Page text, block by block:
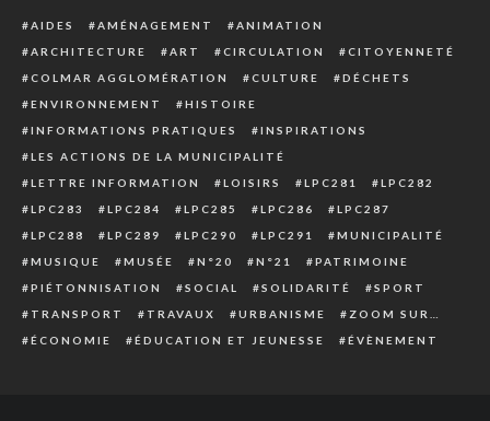
AIDES AMÉNAGEMENT
ANIMATION
ARCHITECTURE
ART CIRCULATION
CITOYENNETÉ
COLMAR AGGLOMÉRATION
CULTURE
DÉCHETS
ENVIRONNEMENT
HISTOIRE
INFORMATIONS PRATIQUES
INSPIRATIONS
LES ACTIONS DE LA MUNICIPALITÉ
LETTRE INFORMATION
LOISIRS LPC281
LPC282
LPC283
LPC284 LPC285 LPC286
LPC287
LPC288
LPC289 LPC290 LPC291
MUNICIPALITÉ
MUSIQUE
MUSÉE N°20 N°21
PATRIMOINE
PIÉTONNISATION
SOCIAL SOLIDARITÉ
SPORT
TRANSPORT
TRAVAUX URBANISME
ZOOM SUR…
ÉCONOMIE
ÉDUCATION ET JEUNESSE ÉVÈNEMENT